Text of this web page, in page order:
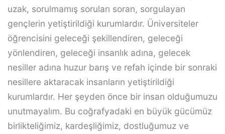
uzak, sorulmamış soruları soran, sorgulayan
gençlerin yetiştirildiği kurumlardır. Üniversiteler
öğrencisini geleceği şekillendiren, geleceği
yönlendiren, geleceği insanlık adına, gelecek
nesiller adına huzur barış ve refah içinde bir sonraki
nesillere aktaracak insanların yetiştirildiği
kurumlardır. Her şeyden önce bir insan olduğumuzu
unutmayalım. Bu coğrafyadaki en büyük gücümüz
birlikteliğimiz, kardeşliğimiz, dostluğumuz ve